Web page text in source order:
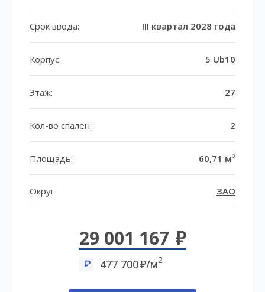
Срок ввода: III квартал 2028 года
Корпус: 5 Ub10
Этаж: 27
Кол-во спален: 2
Площадь: 60,71 м2
Округ ЗАО
29 001 167
477 700 /м2